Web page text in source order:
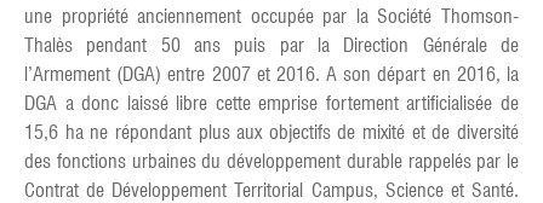
une propriété anciennement occupée par la Société Thomson-
Thalès pendant 50 ans puis par la Direction Générale de
l’Armement (DGA) entre 2007 et 2016. A son départ en 2016, la
DGA a donc laissé libre cette emprise fortement artificialisée de
15,6 ha ne répondant plus aux objectifs de mixité et de diversité
des fonctions urbaines du développement durable rappelés par le
Contrat de Développement Territorial Campus, Science et Santé.